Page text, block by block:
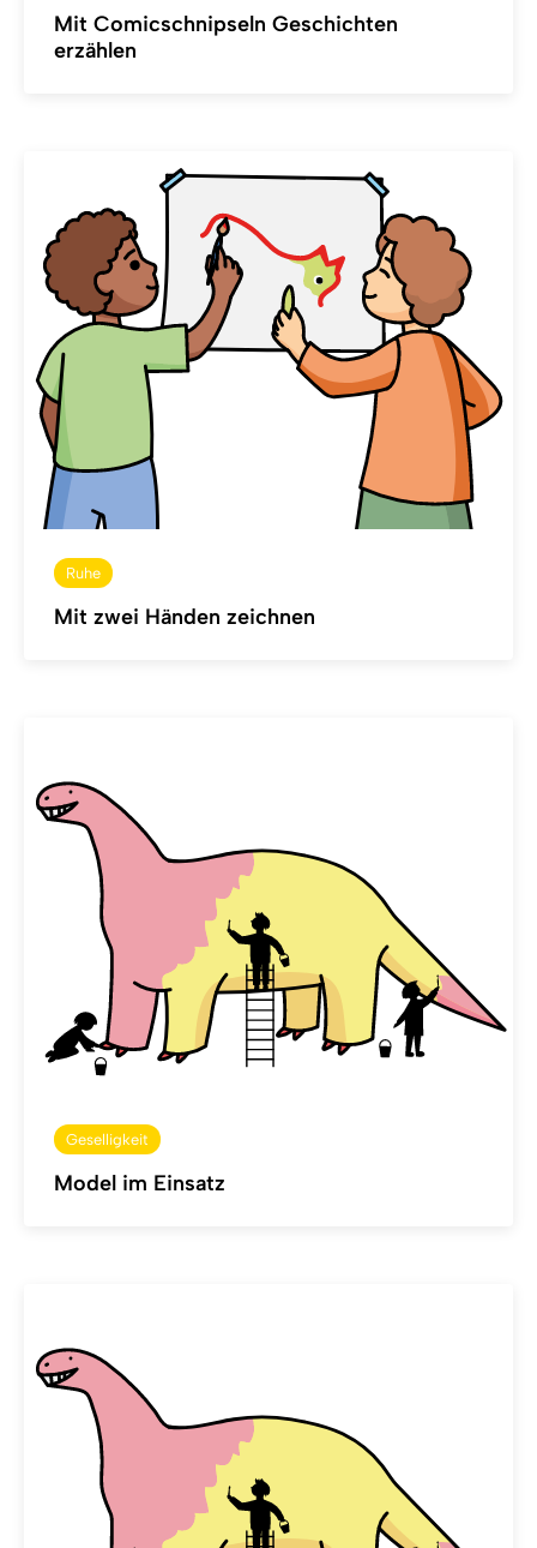
Mit Comicschnipseln Geschichten
erzählen
Ruhe
Mit zwei Händen zeichnen
Geselligkeit
Model im Einsatz